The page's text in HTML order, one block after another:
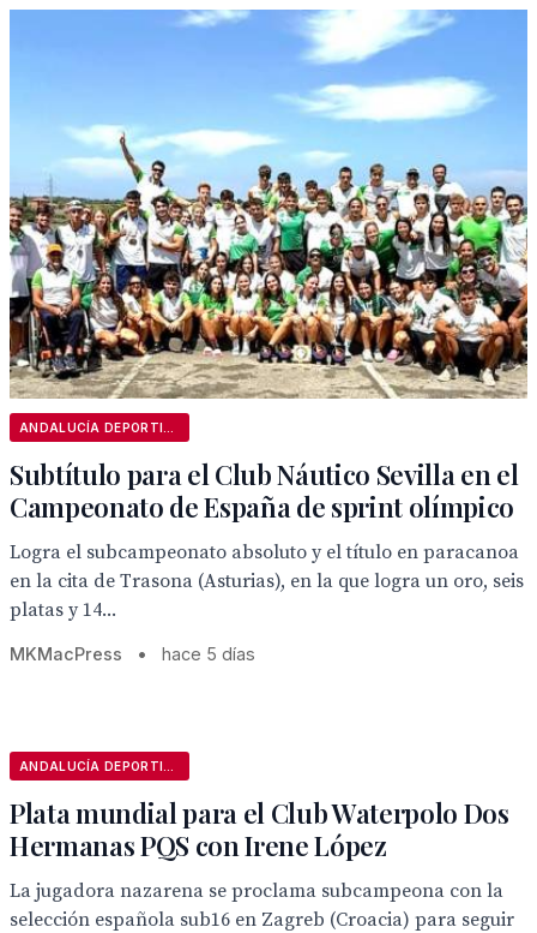
Subtítulo para el Club Náutico Sevilla en el
Campeonato de España de sprint olímpico
Logra el subcampeonato absoluto y el título en paracanoa
en la cita de Trasona (Asturias), en la que logra un oro, seis
platas y 14...
MKMacPress • hace 5 días
Plata mundial para el Club Waterpolo Dos
Hermanas PQS con Irene López
La jugadora nazarena se proclama subcampeona con la
selección española sub16 en Zagreb (Croacia) para seguir